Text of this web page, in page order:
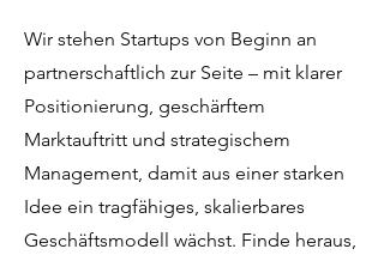
Wir stehen Startups von Beginn an
partnerschaftlich zur Seite – mit klarer
Positionierung, geschärftem
Marktauftritt und strategischem
Management, damit aus einer starken
Idee ein tragfähiges, skalierbares
Geschäftsmodell wächst. Finde heraus,